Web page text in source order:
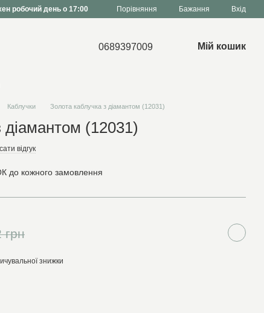
робочий день о 17:00 Порівняння Бажання Вхід
0689397009 Мій кошик
Каблучки Золота каблучка з діамантом (12031)
діамантом (12031)
відгук
кожного замовлення
грн
знижки